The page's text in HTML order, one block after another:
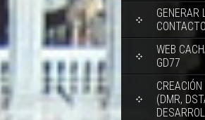
GENERAR
WEB
GD77
(DMR,